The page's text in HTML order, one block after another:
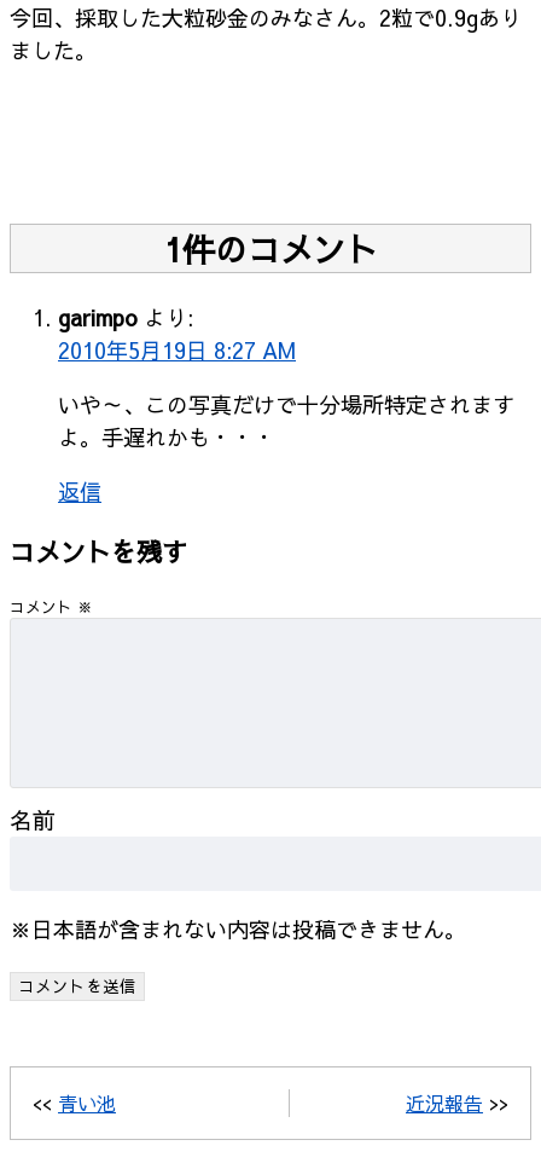
今回、採取した大粒砂金のみなさん。2粒で0.9gあり
ました。
1件のコメント
garimpo より:
2010年5月19日 8:27 AM
いや～、この写真だけで十分場所特定されます
よ。手遅れかも・・・
返信
コメントを残す
コメント ※
名前
※日本語が含まれない内容は投稿できません。
<< 青い池 近況報告 >>